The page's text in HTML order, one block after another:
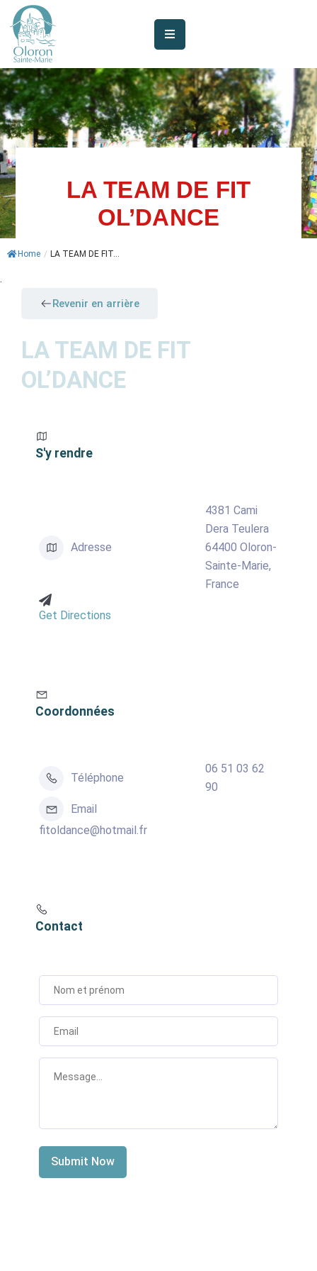
AUJOURD’HUI
À
OLORON
JE
SUIS
MES
SERVICES
VIE
MUNICIPALE
PARTICIPE
ACTUALITÉS
AGENDA
PAYER
LA TEAM DE FIT
OL’DANCE
Home / LA TEAM DE FIT...
.
Revenir en arrière
LA TEAM DE FIT
OL’DANCE
S'y rendre
Adresse
4381 Cami
Dera Teulera
64400 Oloron-
Sainte-Marie,
France
Get Directions
Coordonnées
Téléphone
06 51 03 62
90
Email
fitoldance@hotmail.fr
Contact
Submit Now